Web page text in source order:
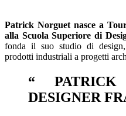
Patrick Norguet nasce a
alla Scuola Superiore di
fonda il suo studio di
prodotti industriali a progetti
“
DESIGNER